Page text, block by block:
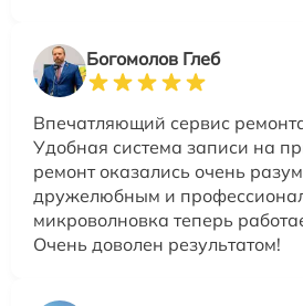
Богомолов Глеб
Впечатляющий сервис
Удобная система записи на
ремонт оказались очень
дружелюбным и
микроволновка теперь
Очень доволен результатом!